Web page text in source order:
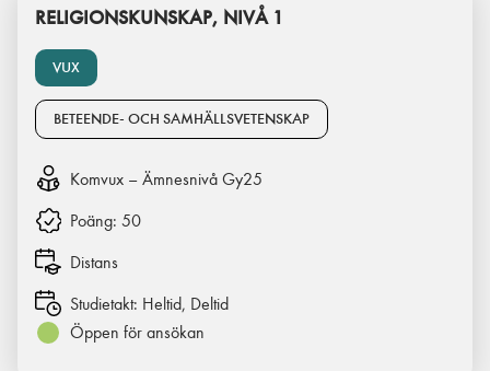
VUX
RELIGIONSKUNSKAP, NIVÅ 1
BETEENDE- OCH SAMHÄLLSVETENSKAP
Komvux – Ämnesnivå Gy25
Poäng: 50
Distans
Studietakt: Heltid, Deltid
Öppen för ansökan